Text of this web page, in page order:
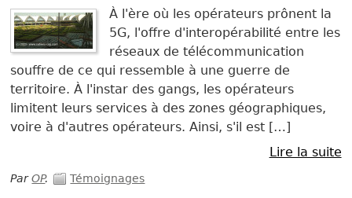
À l'ère où les opérateurs prônent la
5G, l'offre d'interopérabilité entre les
réseaux de télécommunication
souffre de ce qui ressemble à une guerre de
territoire. À l'instar des gangs, les opérateurs
limitent leurs services à des zones géographiques,
voire à d'autres opérateurs. Ainsi, s'il est […]
Lire la suite
ParOP. Témoignages